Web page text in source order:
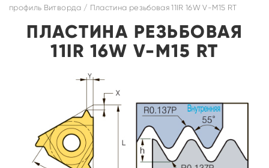
профиль Витворда / Пластина резьбовая 11IR 16W V-M15 RT
ПЛАСТИНА РЕЗЬБОВАЯ
11IR 16W V-M15 RT